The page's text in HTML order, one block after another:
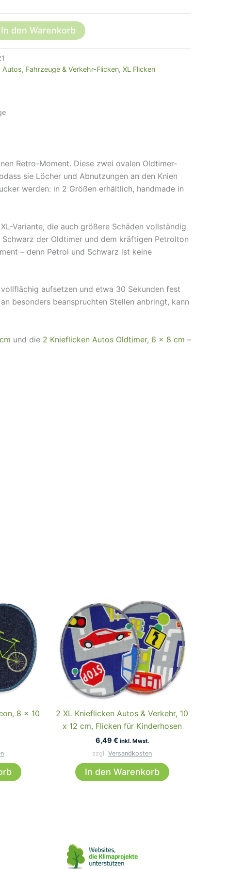
In den Warenkorb
Autos, Fahrzeuge & Verkehr-Flicken, XL Flicken
Retro-Moment. Diese zwei ovalen Oldtimer-
sie Löcher und Abnutzungen an den Knien
werden: in 2 Größen erhältlich, handmade in
Variante, die auch größere Schäden vollständig
der Oldtimer und dem kräftigen Petrolton
– denn Petrol und Schwarz ist keine
aufsetzen und etwa 30 Sekunden fest
besonders beanspruchten Stellen anbringt, kann
und die 2 Knieflicken Autos Oldtimer, 6 × 8 cm –
8 x 10
2 XL Knieflicken Autos & Verkehr, 10
x 12 cm, Flicken für Kinderhosen
6,49 € inkl. Mwst.
zzgl. Versandkosten
In den Warenkorb